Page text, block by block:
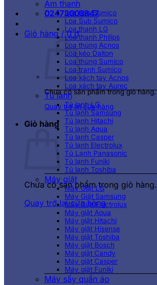
02473003847
Giỏ hàng /0₫
Chưa có sản phẩm trong giỏ hàng.
Quay trở lại cửa hàng
Giỏ hàng
Chưa có sản phẩm trong giỏ hàng.
Quay trở lại cửa hàng
Âm thanh
Loa kéo Sumico
Loa Sub Sumico
Loa thanh LG
Loa thanh Philips
Loa thùng Acnos
Loa kéo Dalton
Loa thùng Sumico
Loa tranh Sumico
Loa xách tay Acnos
Loa xách tay Aurec
Tủ lạnh
Tủ lạnh LG
Tủ lạnh Samsung
Tủ lạnh Hitachi
Tủ lạnh Aqua
Tủ lạnh Casper
Tủ lạnh Electrolux
Tủ Lạnh Panasonic
Tủ lạnh Funiki
Tủ lạnh Toshiba
Máy giặt
Máy Giặt LG
Máy Giặt Samsung
Máy Giặt Electrolux
Máy giặt Aqua
Máy giặt Hitachi
Máy giặt Hisense
Máy giặt Toshiba
Máy giặt Bosch
Máy giặt Candy
Máy giặt Casper
Máy giặt Funiki
Máy sấy quần áo